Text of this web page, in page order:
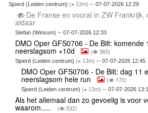
Sjoerd (Leiden centrum) ( 13m) -- 07-07-2026 12:29
De Franse en vooral in ZW Frankrijk,
aldaar
Stefan (Winsum) -- 07-07-2026 12:33
DMO Oper GFS0706 - De Bilt: komende
neerslagsom +10d ( 365)
Sjoerd (Leiden centrum) ( 13m) -- 07-07-2026 12:45
DMO Oper GFS0706 - De Bilt: dag 11
neerslagsom hele run ( 170)
Sjoerd (Leiden centrum)( 13m) -- 07-07-2026
Als het allemaal dan zo gevoelig is voor
waarom..... ( 532)